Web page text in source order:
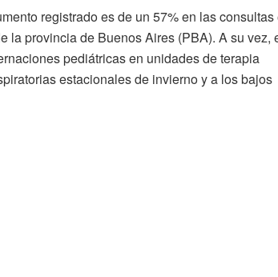
registrado es de un 57% en las consultas
la provincia de Buenos Aires (PBA). A su vez,
pediátricas en unidades de terapia
estacionales de invierno y a los bajos